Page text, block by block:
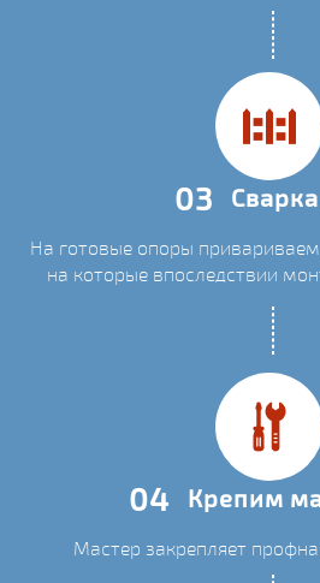
03
На готовые опоры
на которые впоследствии
04 Крепим
Мастер закрепляет